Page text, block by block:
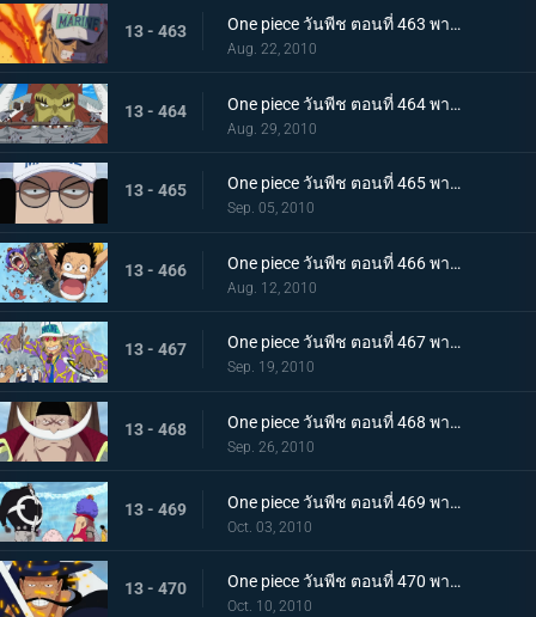
13 - 463 One piece วันพีช ตอนที่ 463 พากย์ไทย เผาทุกสิ่งจนมอดไหม้!! พลังของพลเรือเอกอาคาอินุ!
Aug. 22, 2010
13 - 464 One piece วันพีช ตอนที่ 464 พากย์ไทย ลูกหลานของปีศาจ! ลิตเติ้ลออสจูเนียร์! จู่โจม
Aug. 29, 2010
13 - 465 One piece วันพีช ตอนที่ 465 พากย์ไทย ผู้ชนะเท่านั้นที่ถูกต้อง! แผนของเซ็นโงคุเริ่มออกลาย!
Sep. 05, 2010
13 - 466 One piece วันพีช ตอนที่ 466 พากย์ไทย ทีมหมวกฟางมาถึงแล้ว! สนามรบเดือดถึงขีดสุด
Aug. 12, 2010
13 - 467 One piece วันพีช ตอนที่ 467 พากย์ไทย ถึงต้องตายก็จะช่วย การต่อสู้ของ ลูฟี่ กับ กองทัพเรือ เริ่มแล้ว
Sep. 19, 2010
13 - 468 One piece วันพีช ตอนที่ 468 พากย์ไทย สงครามยังคงดุเดือด! การต่อสู้ระหว่างผู้มีพลังพิเศษ
Sep. 26, 2010
13 - 469 One piece วันพีช ตอนที่ 469 พากย์ไทย เหตุผิดปกติที่เกิดจากคุมะ หมัดแห่งความโกรธของคุณอีวา
Oct. 03, 2010
13 - 470 One piece วันพีช ตอนที่ 470 พากย์ไทย สุดยอดนักดาบมิฮอว์ค คมดาบดำที่ฟาดใส่ลูฟี่
Oct. 10, 2010